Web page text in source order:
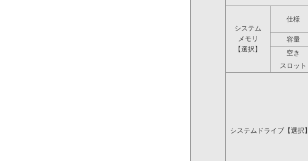
システム
メモリ
【選択】
仕様
容量
空き
スロット
システムドライブ【選択】